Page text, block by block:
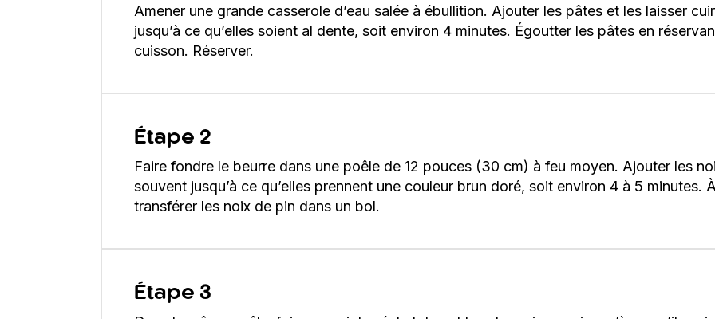
Amener une grande casserole d’eau salée à ébullition. Ajouter les pâtes et les laisser
jusqu’à ce qu’elles soient al dente, soit environ 4 minutes. Égoutter les pâtes en
cuisson. Réserver.
Étape 2
Faire fondre le beurre dans une poêle de 12 pouces (30 cm) à feu moyen. Ajouter les
souvent jusqu’à ce qu’elles prennent une couleur brun doré, soit environ 4 à 5 minutes.
transférer les noix de pin dans un bol.
Étape 3